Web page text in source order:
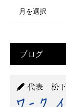
月を選択
ブログ